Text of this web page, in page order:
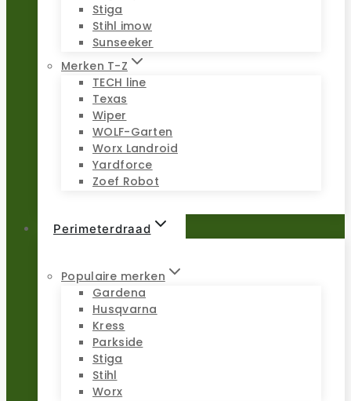
Stiga
Stihl imow
Sunseeker
Merken T-Z
TECH line
Texas
Wiper
WOLF-Garten
Worx Landroid
Yardforce
Zoef Robot
Perimeterdraad
Populaire merken
Gardena
Husqvarna
Kress
Parkside
Stiga
Stihl
Worx